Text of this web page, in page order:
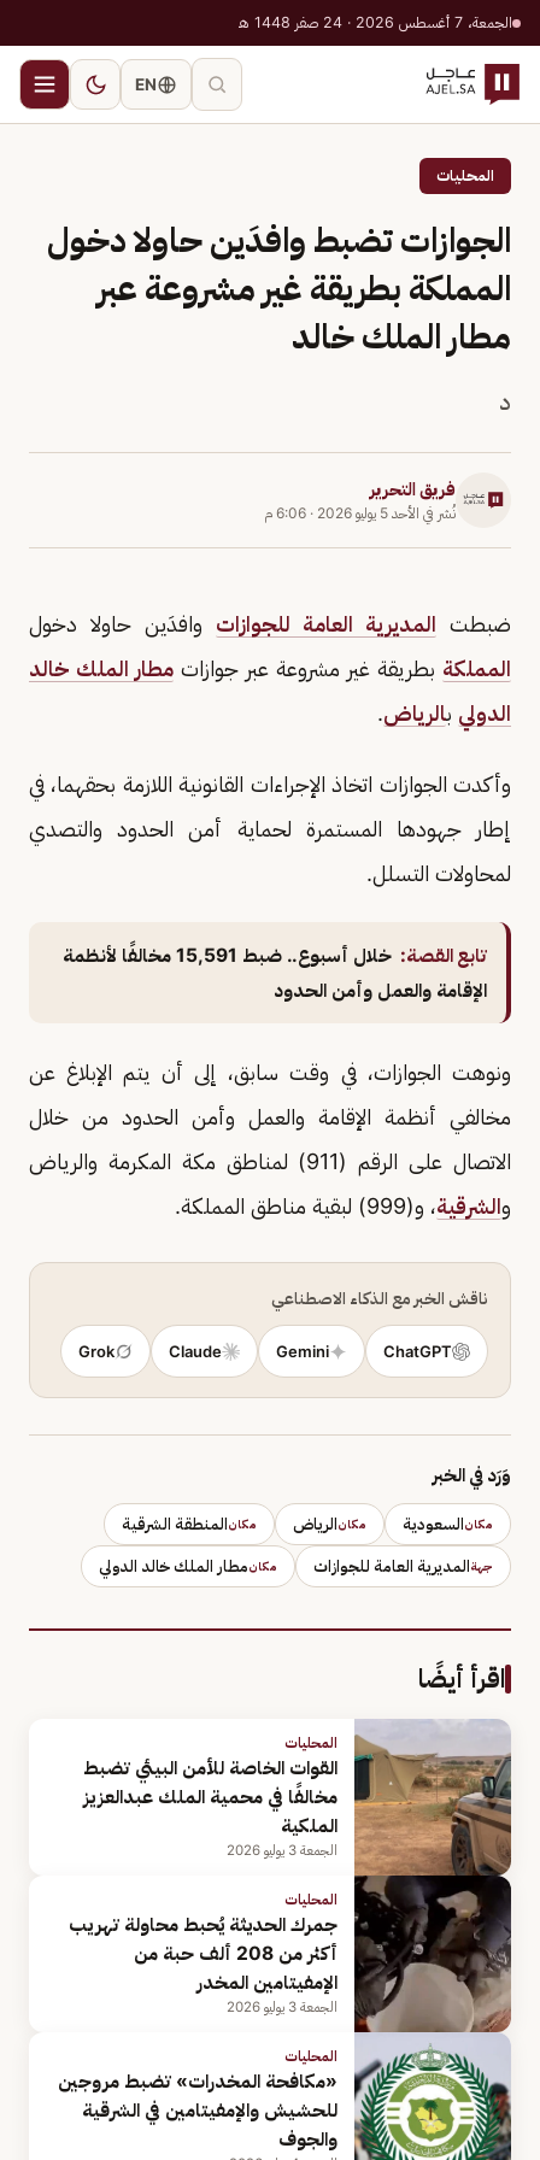
الجمعة، 7 أغسطس 2026 · 24 صفر 1448 هـ
EN
المحليات
الجوازات تضبط وافدَين حاولا دخول
المملكة بطريقة غير مشروعة عبر
مطار الملك خالد
د
فريق التحرير
نُشر في الأحد 5 يوليو 2026 · 6:06 م
ضبطت المديرية العامة للجوازات وافدَين حاولا دخول
المملكة بطريقة غير مشروعة عبر جوازات مطار الملك خالد
الدولي بالرياض.
وأكدت الجوازات اتخاذ الإجراءات القانونية اللازمة بحقهما، في
إطار جهودها المستمرة لحماية أمن الحدود والتصدي
لمحاولات التسلل.
تابع القصة:
خلال أسبوع.. ضبط 15,591 مخالفًا لأنظمة
الإقامة والعمل وأمن الحدود
ونوهت الجوازات، في وقت سابق، إلى أن يتم الإبلاغ عن
مخالفي أنظمة الإقامة والعمل وأمن الحدود من خلال
الاتصال على الرقم (911) لمناطق مكة المكرمة والرياض
والشرقية، و(999) لبقية مناطق المملكة.
ناقش الخبر مع الذكاء الاصطناعي
ChatGPT
Gemini
Claude
Grok
وَرَد في الخبر
مكانالسعودية مكانالرياض مكانالمنطقة الشرقية
جهةالمديرية العامة للجوازات مكانمطار الملك خالد الدولي
اقرأ أيضًا
المحليات
القوات الخاصة للأمن البيئي تضبط
مخالفًا في محمية الملك عبدالعزيز
الملكية
الجمعة 3 يوليو 2026
المحليات
جمرك الحديثة يُحبط محاولة تهريب
أكثر من 208 ألف حبة من
الإمفيتامين المخدر
الجمعة 3 يوليو 2026
المحليات
«مكافحة المخدرات» تضبط مروجين
للحشيش والإمفيتامين في الشرقية
والجوف